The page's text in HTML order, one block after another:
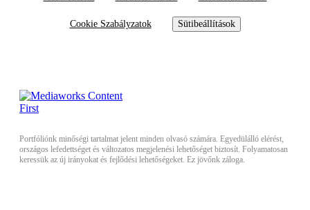
Cookie Szabályzatok Sütibeállítások
Portfóliónk minőségi tartalmat jelent minden olvasó számára. Egyedülálló elérést,
országos lefedettséget és változatos megjelenési lehetőséget biztosít. Folyamatosan
keressük az új irányokat és fejlődési lehetőségeket. Ez jövőnk záloga.